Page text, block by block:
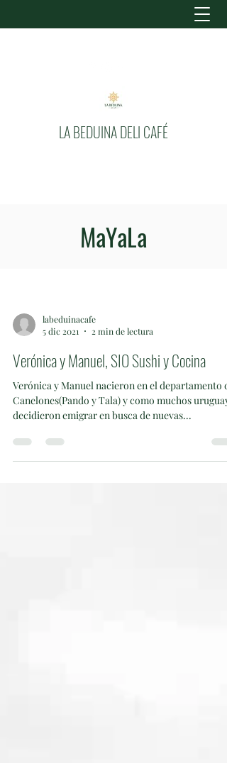
LA BEDUINA DELI CAFÉ
MaYaLa
labeduinacafe
5 dic 2021
2 min de lectura
Verónica y Manuel, SIO Sushi y Cocina
Verónica y Manuel nacieron en el departamento
Canelones(Pando y Tala) y como muchos
decidieron emigrar en busca de nuevas...